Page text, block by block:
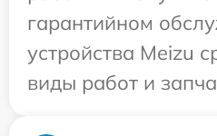
гарантийном
устройства Meizu
виды работ и